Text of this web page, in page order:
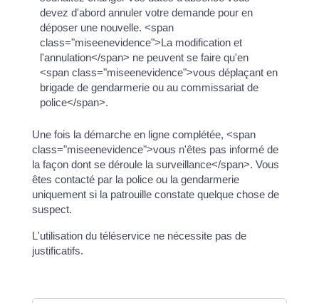
devez d'abord annuler votre demande pour en
déposer une nouvelle. <span
class="miseenevidence">La modification et
l'annulation</span> ne peuvent se faire qu'en
<span class="miseenevidence">vous déplaçant en
brigade de gendarmerie ou au commissariat de
police</span>.
Une fois la démarche en ligne complétée, <span
class="miseenevidence">vous n'êtes pas informé de
la façon dont se déroule la surveillance</span>. Vous
êtes contacté par la police ou la gendarmerie
uniquement si la patrouille constate quelque chose de
suspect.
L'utilisation du téléservice ne nécessite pas de
justificatifs.